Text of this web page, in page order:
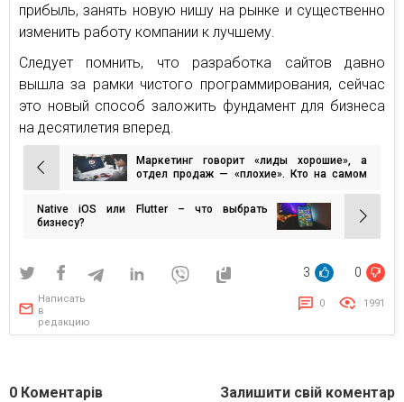
прибыль, занять новую нишу на рынке и существенно
изменить работу компании к лучшему.
Следует помнить, что разработка сайтов давно
вышла за рамки чистого программирования, сейчас
это новый способ заложить фундамент для бизнеса
на десятилетия вперед.
Навигация
по
записям
Маркетинг говорит «лиды хорошие», а
отдел продаж — «плохие». Кто на самом
Native iOS или Flutter – что выбрать
бизнесу?
3 0
Написать
в
редакцию
0 1991
0 Коментарів Залишити свій коментар